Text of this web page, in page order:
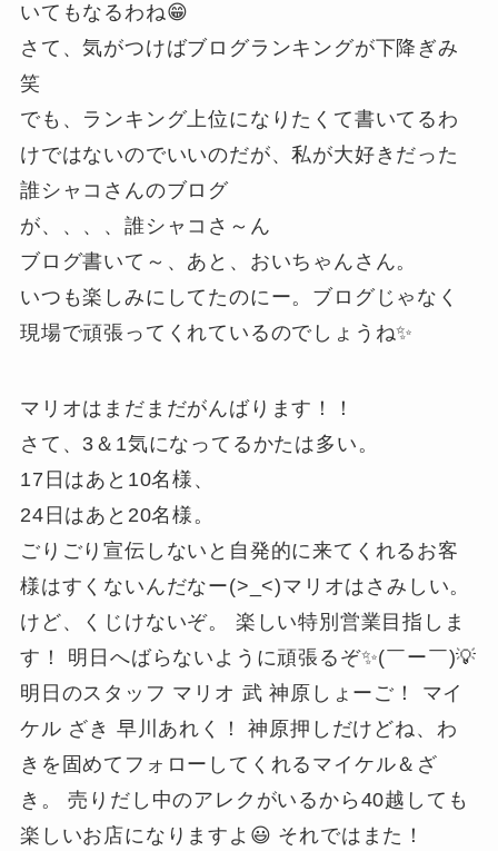
いてもなるわね😁
さて、気がつけばブログランキングが下降ぎみ
笑
でも、ランキング上位になりたくて書いてるわ
けではないのでいいのだが、私が大好きだった
誰シャコさんのブログ
が、、、、誰シャコさ～ん
ブログ書いて～、あと、おいちゃんさん。
いつも楽しみにしてたのにー。ブログじゃなく
現場で頑張ってくれているのでしょうね✨
マリオはまだまだがんばります！！
さて、3＆1気になってるかたは多い。
17日はあと10名様、
24日はあと20名様。
ごりごり宣伝しないと自発的に来てくれるお客
様はすくないんだなー(>_<)マリオはさみしい。
けど、くじけないぞ。 楽しい特別営業目指しま
す！ 明日へばらないように頑張るぞ✨(￣ー￣)💡
明日のスタッフ マリオ 武 神原しょーご！ マイ
ケル ざき 早川あれく！ 神原押しだけどね、わ
きを固めてフォローしてくれるマイケル＆ざ
き。 売りだし中のアレクがいるから40越しても
楽しいお店になりますよ😃 それではまた！